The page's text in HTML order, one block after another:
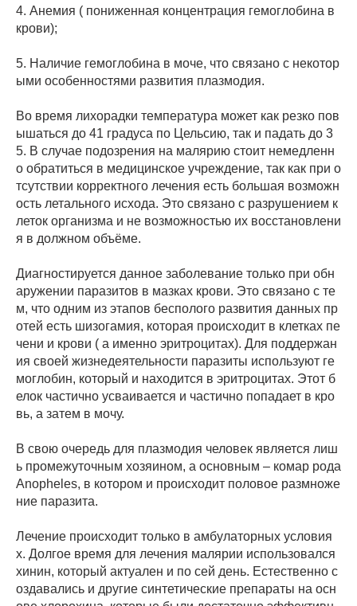
4. Анемия ( пониженная концентрация гемоглобина в
крови);
5. Наличие гемоглобина в моче, что связано с некотор
ыми особенностями развития плазмодия.
Во время лихорадки температура может как резко пов
ышаться до 41 градуса по Цельсию, так и падать до 3
5. В случае подозрения на малярию стоит немедленн
о обратиться в медицинское учреждение, так как при о
тсутствии корректного лечения есть большая возможн
ость летального исхода. Это связано с разрушением к
леток организма и не возможностью их восстановлени
я в должном объёме.
Диагностируется данное заболевание только при обн
аружении паразитов в мазках крови. Это связано с те
м, что одним из этапов бесполого развития данных пр
отей есть шизогамия, которая происходит в клетках пе
чени и крови ( а именно эритроцитах). Для поддержан
ия своей жизнедеятельности паразиты используют ге
моглобин, который и находится в эритроцитах. Этот б
елок частично усваивается и частично попадает в кро
вь, а затем в мочу.
В свою очередь для плазмодия человек является лиш
ь промежуточным хозяином, а основным – комар рода
Anopheles, в котором и происходит половое размноже
ние паразита.
Лечение происходит только в амбулаторных условия
х. Долгое время для лечения малярии использовался
хинин, который актуален и по сей день. Естественно с
оздавались и другие синтетические препараты на осн